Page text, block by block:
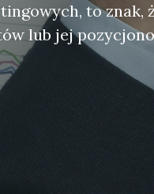
to znak,
lub jej